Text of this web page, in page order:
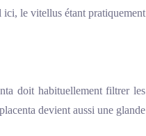
ici, le vitellus étant pratiquement
doit habituellement filtrer les
devient aussi une glande